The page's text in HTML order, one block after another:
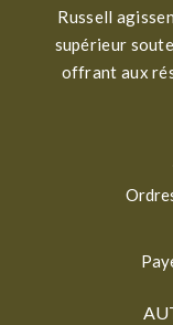
Russell
supérieur
offrant aux